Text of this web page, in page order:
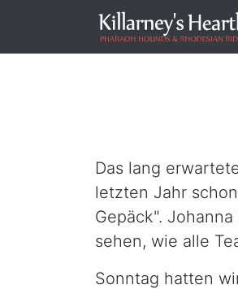
Das lang
letzten Jahr
Gepäck".
sehen, wie alle
Sonntag hatten